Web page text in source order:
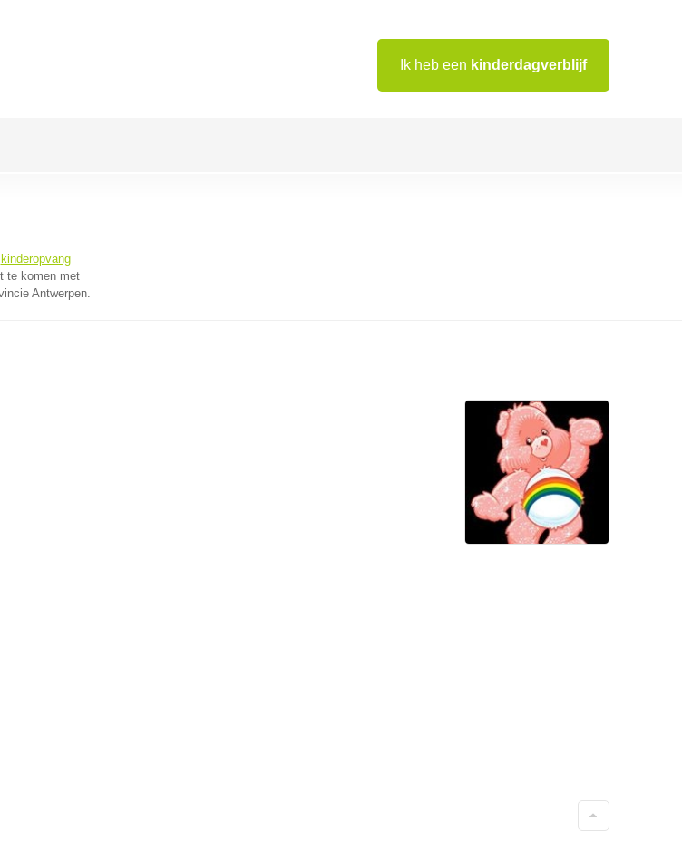
Ik heb een kinderdagverblijf
kinderopvang
te komen met
Antwerpen.